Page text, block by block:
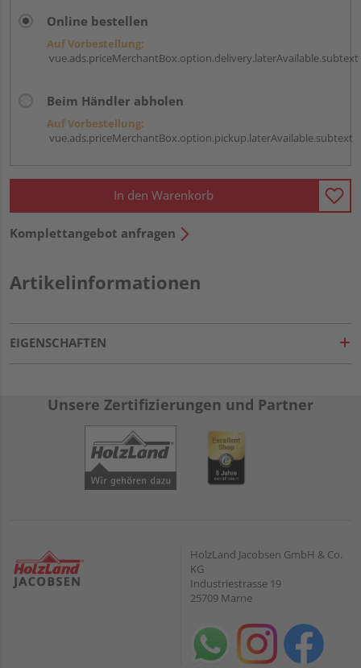
Online bestellen
Auf Vorbestellung:
vue.ads.priceMerchantBox.option.delivery.laterAvailable.subtext
Beim Händler abholen
Auf Vorbestellung:
vue.ads.priceMerchantBox.option.pickup.laterAvailable.subtext
In den Warenkorb
Komplettangebot anfragen
Artikelinformationen
EIGENSCHAFTEN
Unsere Zertifizierungen und Partner
HolzLand Jacobsen GmbH & Co.
KG
Industriestrasse 19
25709 Marne